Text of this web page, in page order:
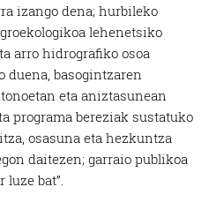
izango dena; hurbileko
lehenetsiko
arro hidrografiko osoa
duena, basogintzaren
eta aniztasunean
programa bereziak sustatuko
osasuna eta hezkuntza
daitezen; garraio publikoa
luze bat”.